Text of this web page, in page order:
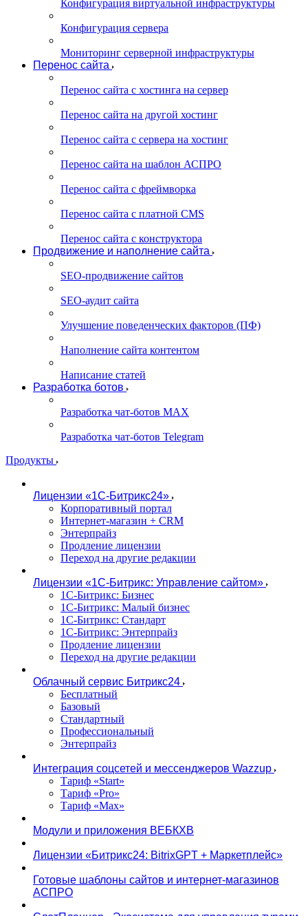
Конфигурация виртуальной инфраструктуры
Конфигурация сервера
Мониторинг серверной инфраструктуры
Перенос сайта
Перенос сайта с хостинга на сервер
Перенос сайта на другой хостинг
Перенос сайта с сервера на хостинг
Перенос сайта на шаблон АСПРО
Перенос сайта с фреймворка
Перенос сайта с платной CMS
Перенос сайта с конструктора
Продвижение и наполнение сайта
SEO-продвижение сайтов
SEO-аудит сайта
Улучшение поведенческих факторов (ПФ)
Наполнение сайта контентом
Написание статей
Разработка ботов
Разработка чат-ботов MAX
Разработка чат-ботов Telegram
Продукты
Лицензии «1С-Битрикс24»
Корпоративный портал
Интернет-магазин + CRM
Энтерпрайз
Продление лицензии
Переход на другие редакции
Лицензии «1С-Битрикс: Управление сайтом»
1С-Битрикс: Бизнес
1С-Битрикс: Малый бизнес
1С-Битрикс: Стандарт
1С-Битрикс: Энтерпрайз
Продление лицензии
Переход на другие редакции
Облачный сервис Битрикс24
Бесплатный
Базовый
Стандартный
Профессиональный
Энтерпрайз
Интеграция соцсетей и мессенджеров Wazzup
Тариф «Start»
Тариф «Pro»
Тариф «Max»
Модули и приложения ВЕБКХВ
Лицензии «Битрикс24: BitrixGPT + Маркетплейс»
Готовые шаблоны сайтов и интернет-магазинов
АСПРО